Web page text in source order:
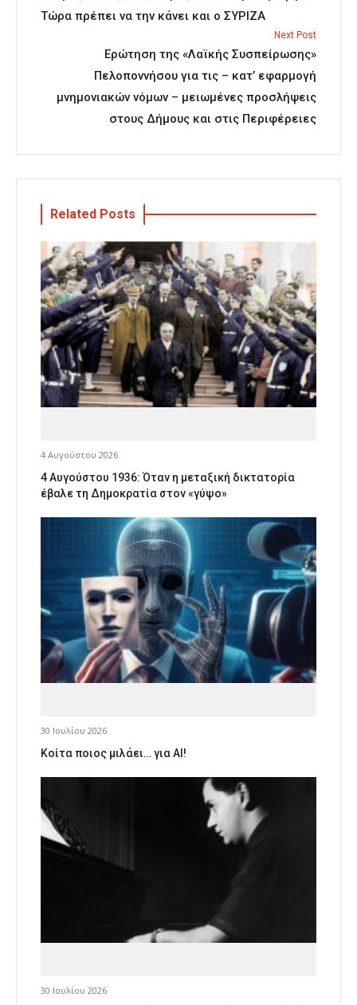
Τώρα πρέπει να την κάνει και ο ΣΥΡΙΖΑ
Next Post
Ερώτηση της «Λαϊκής Συσπείρωσης»
Πελοποννήσου για τις – κατ’ εφαρμογή
μνημονιακών νόμων – μειωμένες προσλήψεις
στους Δήμους και στις Περιφέρειες
Related Posts
4 Αυγούστου 2026
4 Αυγούστου 1936: Όταν η μεταξική δικτατορία
έβαλε τη Δημοκρατία στον «γύψο»
30 Ιουλίου 2026
Κοίτα ποιος μιλάει… για AI!
30 Ιουλίου 2026